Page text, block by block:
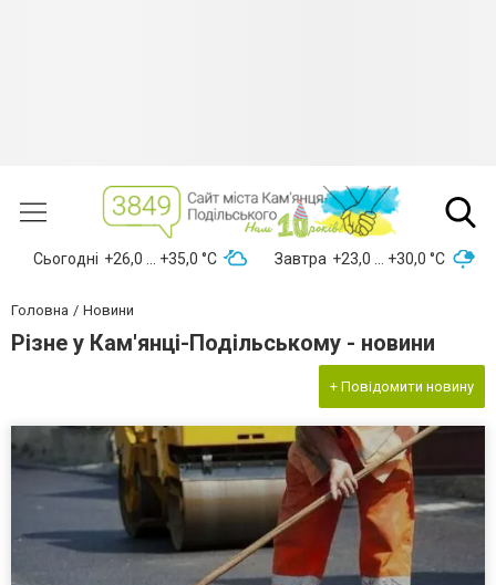
Сьогодні +26,0 ... +35,0 °С Завтра +23,0 ... +30,0 °С
Головна Новини
Різне у Кам'янці-Подільському - новини
+ Повідомити новину